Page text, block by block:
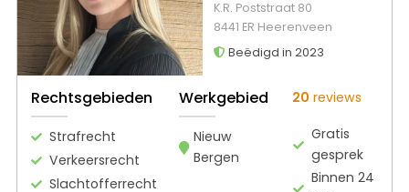
K.R. Poststraat 80
8441 ER Heerenveen
Beëdigd in 2023
Rechtsgebieden
Strafrecht
Verkeersrecht
Slachtofferrecht
Werkgebied
Nieuw
Bergen
20 reviews
Gratis
gesprek
Binnen 24